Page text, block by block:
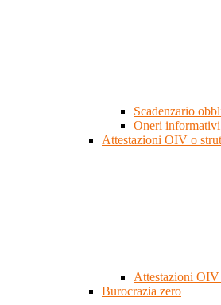
Scadenzario
Oneri
Attestazioni OIV o
Attestazioni OIV
Burocrazia zero